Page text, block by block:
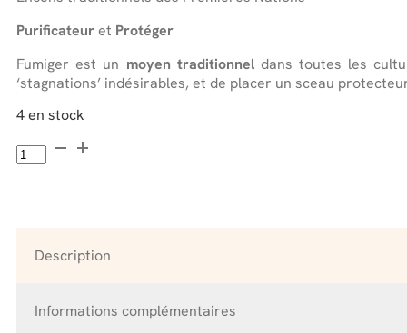
Purificateur et Protéger
Fumiger est un moyen traditionneldans toutes les
‘stagnations’ indésirables, et de placer un sceau
4 en stock
quantité
de
(Pochon
Description
Informations complémentaires